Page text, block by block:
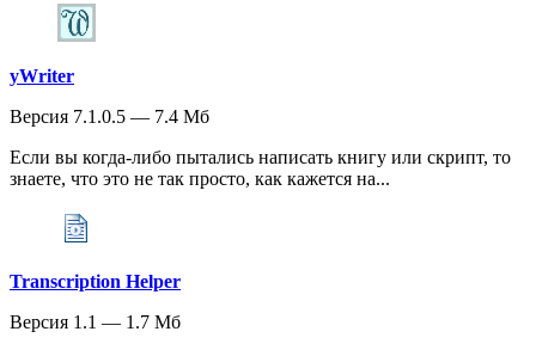
yWriter
Версия 7.1.0.5 — 7.4 Мб
Если вы когда-либо пытались написать книгу или скрипт, то
знаете, что это не так просто, как кажется на...
Transcription Helper
Версия 1.1 — 1.7 Мб